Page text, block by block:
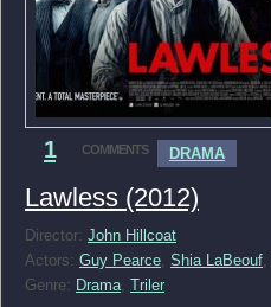
1 COMMENTS DRAMA
Lawless (2012)
Director: John Hillcoat
Actors: Guy Pearce Shia LaBeouf
Genre: Drama Triler